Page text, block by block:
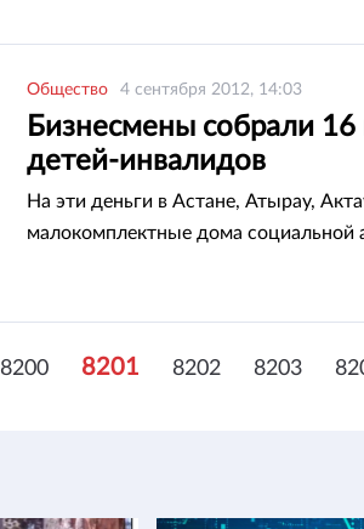
Общество 4 сентября 2012, 14:03
Бизнесмены собрали
детей-инвалидов
На эти деньги в Астане, Атырау,
малокомплектные дома социальной
8200 8201 8202 8203